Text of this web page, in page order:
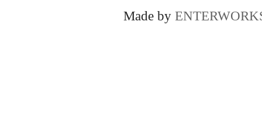
Made by